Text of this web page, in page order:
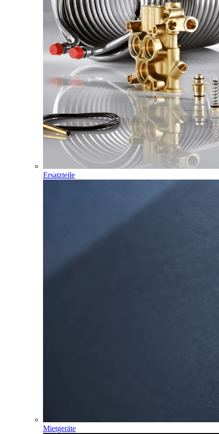
Ersatzteile
Mietgeräte